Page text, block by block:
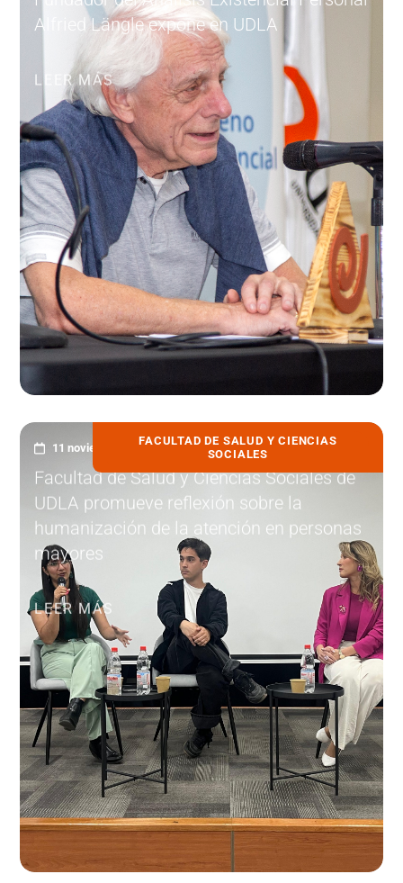
Alfried Längle expone en UDLA
LEER MÁS
FACULTAD DE SALUD Y CIENCIAS
SOCIALES
11 noviembre, 2025
Facultad de Salud y Ciencias Sociales de
UDLA promueve reflexión sobre la
humanización de la atención en personas
mayores
LEER MÁS